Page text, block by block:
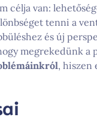
célja van:
tenni a
és új
megrekedünk a
, hiszen